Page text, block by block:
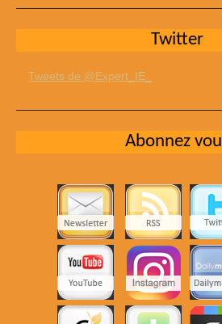
Twitter
Tweets de @Expert_IE_
Abonnez